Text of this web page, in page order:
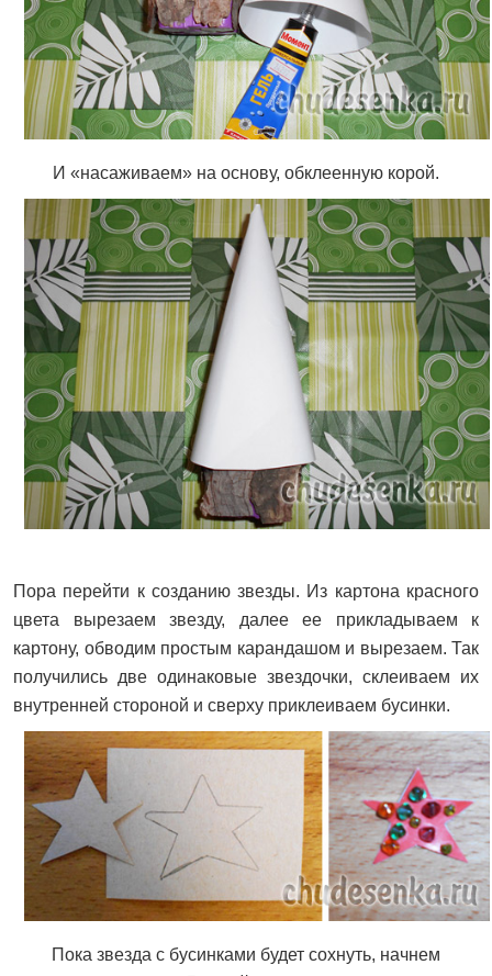
И «насаживаем» на основу, обклеенную корой.
Пора перейти к созданию звезды. Из картона красного
цвета вырезаем звезду, далее ее прикладываем к
картону, обводим простым карандашом и вырезаем. Так
получились две одинаковые звездочки, склеиваем их
внутренней стороной и сверху приклеиваем бусинки.
Пока звезда с бусинками будет сохнуть, начнем